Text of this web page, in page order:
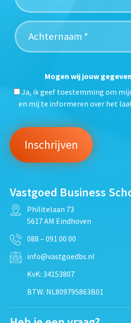
Mogen wij jouw
Ja, ik geef toestemming om
en mij te informeren over het
Vastgoed Business
Philitelaan 73
5617 AM Eindhoven
088 – 091 00 00
info@vastgoedbs.nl
KvK: 34153807
BTW: NL809795863B01